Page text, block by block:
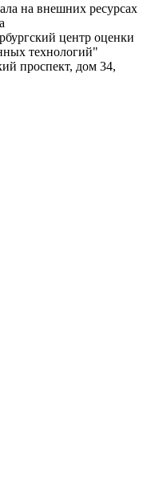
на внешних ресурсах
центр оценки
технологий"
проспект, дом 34,